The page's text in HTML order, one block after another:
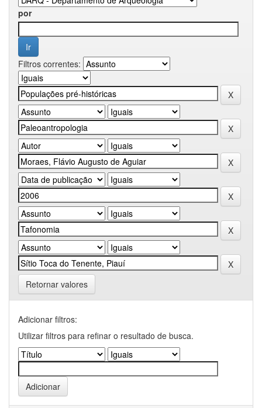
por
Filtros correntes:
Retornar valores
Adicionar filtros:
Utilizar filtros para refinar o resultado de busca.